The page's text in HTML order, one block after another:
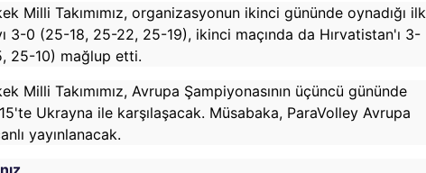
Milli Takımımız, organizasyonun ikinci gününde oynadığı ilk
3-0 (25-18, 25-22, 25-19), ikinci maçında da Hırvatistan'ı 3-
25-10) mağlup etti.
Milli Takımımız, Avrupa Şampiyonasının üçüncü gününde
Ukrayna ile karşılaşacak. Müsabaka, ParaVolley Avrupa
yayınlanacak.